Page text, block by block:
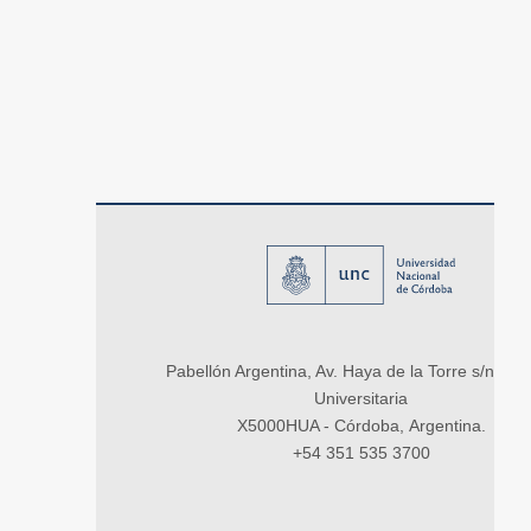
Pabellón Argentina, Av. Haya de la Torre s/n,
Universitaria
X5000HUA - Córdoba, Argentina.
+54 351 535 3700